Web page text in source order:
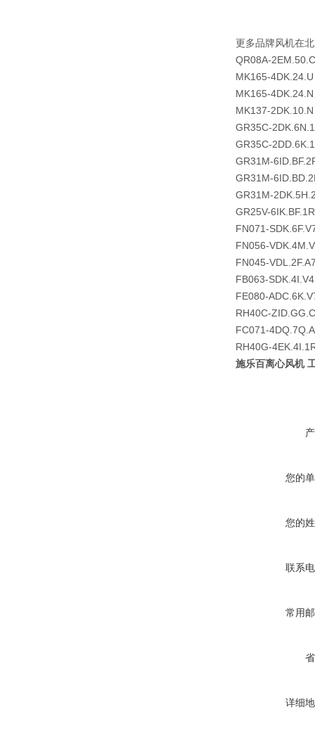
更多品牌风机在
QR08A-
MK165-4DK.24.U
MK165-4DK.24.N
MK137-2DK.10.N
GR35C-
GR35C-
GR31M-
GR31M-
GR31M-
GR25V-6IK.BF.1R
FN071-
FN056-
FN045-
FB063-
FE080-
RH40C-
FC071-
RH40G-
施乐百离心风机
您的
您的
联系
常用
详细